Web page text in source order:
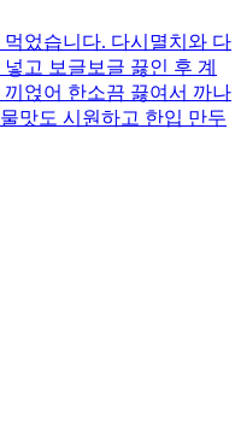
었습니다. 다시멸치와 다
고 보글보글 끓인 후 계
얹어 한소끔 끓여서 까나
맛도 시원하고 한입 만두